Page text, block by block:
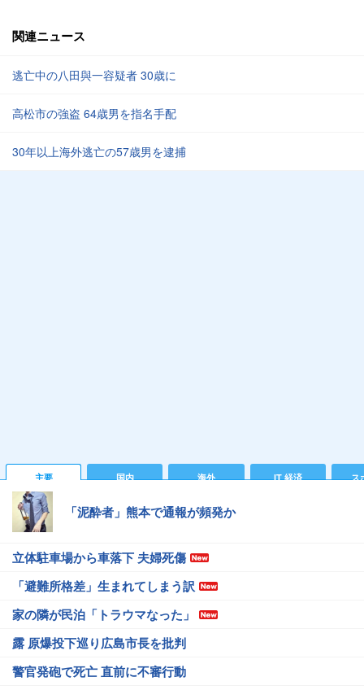
関連ニュース
逃亡中の八田與一容疑者 30歳に
高松市の強盗 64歳男を指名手配
30年以上海外逃亡の57歳男を逮捕
主要 国内 海外 IT 経済 ス
「泥酔者」熊本で通報が頻発か
立体駐車場から車落下 夫婦死傷
「避難所格差」生まれてしまう訳
家の隣が民泊「トラウマなった」
露 原爆投下巡り広島市長を批判
警官発砲で死亡 直前に不審行動